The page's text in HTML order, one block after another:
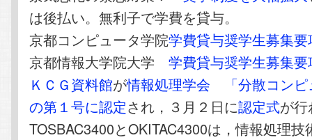
は後払い。無利子で学費を貸与。
京都コンピュータ学院学費貸与奨学生募集要
京都情報大学院大学学費貸与奨学生募集要
ＫＣＧ資料館が情報処理学会
「分散コン
の第１号に認定され，３月２日に認定式が
TOSBAC3400とOKITAC4300は，情報処理